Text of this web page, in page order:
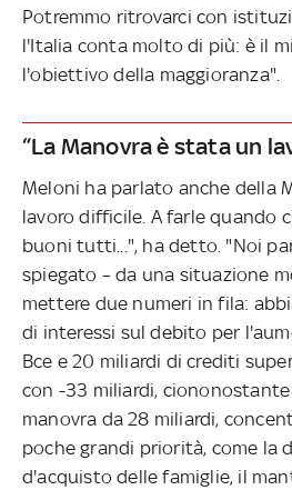
Potremmo ritrovarci con
l'Italia conta molto di più: è il
l'obiettivo della maggioranza".
“La Manovra è stata un
Meloni ha parlato anche della
lavoro difficile. A farle quando
buoni tutti...", ha detto. "Noi
spiegato – da una situazione
mettere due numeri in fila:
di interessi sul debito per
Bce e 20 miliardi di crediti
con -33 miliardi,
manovra da 28 miliardi,
poche grandi priorità, come la
d'acquisto delle famiglie, il